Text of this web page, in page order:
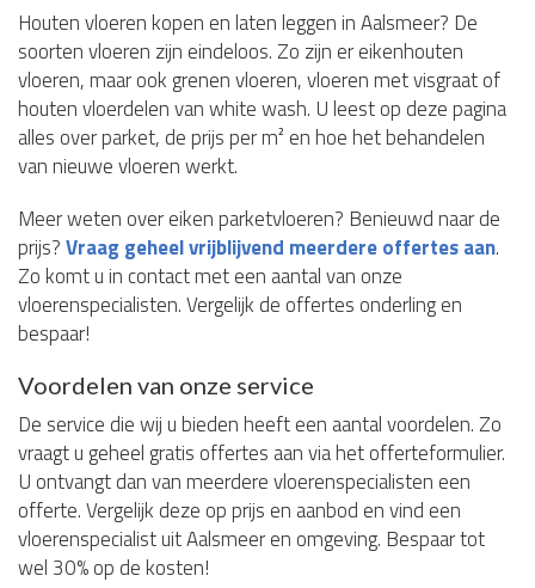
Houten vloeren kopen en laten leggen in Aalsmeer? De
soorten vloeren zijn eindeloos. Zo zijn er eikenhouten
vloeren, maar ook grenen vloeren, vloeren met visgraat of
houten vloerdelen van white wash. U leest op deze pagina
alles over parket, de prijs per m² en hoe het behandelen
van nieuwe vloeren werkt.
Meer weten over eiken parketvloeren? Benieuwd naar de
prijs?Vraag geheel vrijblijvend meerdere offertes aan.
Zo komt u in contact met een aantal van onze
vloerenspecialisten. Vergelijk de offertes onderling en
bespaar!
Voordelen van onze service
De service die wij u bieden heeft een aantal voordelen. Zo
vraagt u geheel gratis offertes aan via het offerteformulier.
U ontvangt dan van meerdere vloerenspecialisten een
offerte. Vergelijk deze op prijs en aanbod en vind een
vloerenspecialist uit Aalsmeer en omgeving. Bespaar tot
wel 30% op de kosten!